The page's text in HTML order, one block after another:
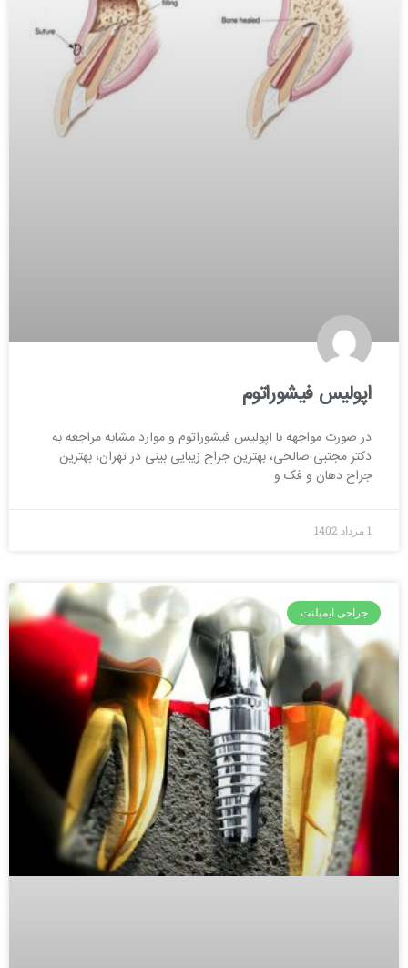
اپولیس فیشوراتوم
در صورت مواجهه با اپولیس فیشوراتوم و موارد مشابه مراجعه به
دکتر مجتبی صالحی، بهترین جراح زیبایی بینی در تهران، بهترین
جراح دهان و فک و
1 مرداد 1402
جراحی ایمپلنت